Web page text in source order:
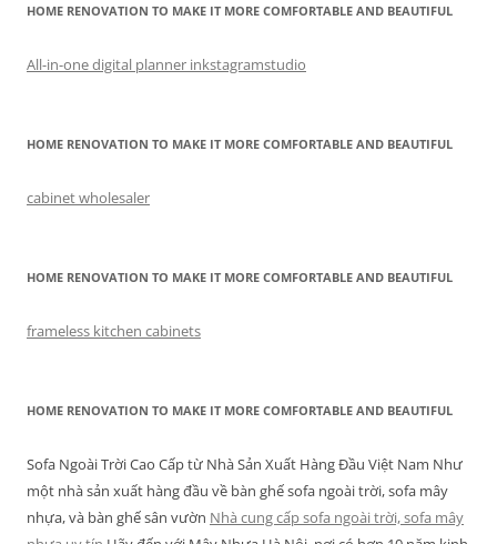
HOME RENOVATION TO MAKE IT MORE COMFORTABLE AND BEAUTIFUL
All-in-one digital planner inkstagramstudio
HOME RENOVATION TO MAKE IT MORE COMFORTABLE AND BEAUTIFUL
cabinet wholesaler
HOME RENOVATION TO MAKE IT MORE COMFORTABLE AND BEAUTIFUL
frameless kitchen cabinets
HOME RENOVATION TO MAKE IT MORE COMFORTABLE AND BEAUTIFUL
Sofa Ngoài Trời Cao Cấp từ Nhà Sản Xuất Hàng Đầu Việt Nam Như
một nhà sản xuất hàng đầu về bàn ghế sofa ngoài trời, sofa mây
nhựa, và bàn ghế sân vườn Nhà cung cấp sofa ngoài trời, sofa mây